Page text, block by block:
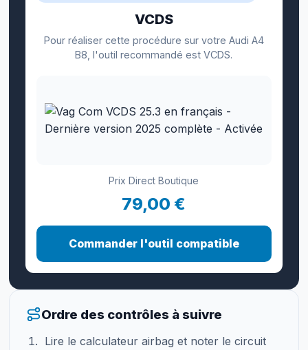
VCDS
Pour réaliser cette procédure sur votre Audi A4
B8, l'outil recommandé est VCDS.
Prix Direct Boutique
79,00 €
Commander l'outil compatible
Ordre des contrôles à suivre
Lire le calculateur airbag et noter le circuit